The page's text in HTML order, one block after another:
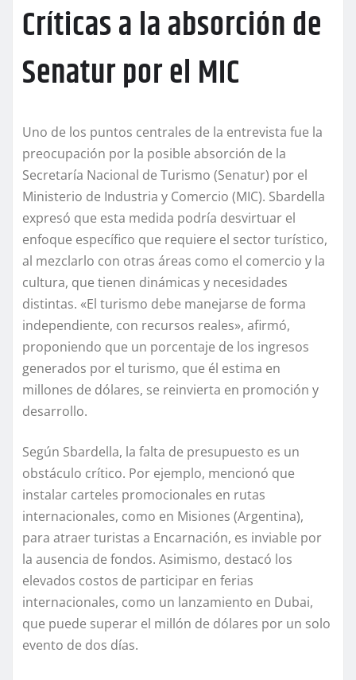
Críticas a la absorción de
Senatur por el MIC
Uno de los puntos centrales de la entrevista fue la
preocupación por la posible absorción de la
Secretaría Nacional de Turismo (Senatur) por el
Ministerio de Industria y Comercio (MIC). Sbardella
expresó que esta medida podría desvirtuar el
enfoque específico que requiere el sector turístico,
al mezclarlo con otras áreas como el comercio y la
cultura, que tienen dinámicas y necesidades
distintas. «El turismo debe manejarse de forma
independiente, con recursos reales», afirmó,
proponiendo que un porcentaje de los ingresos
generados por el turismo, que él estima en
millones de dólares, se reinvierta en promoción y
desarrollo.
Según Sbardella, la falta de presupuesto es un
obstáculo crítico. Por ejemplo, mencionó que
instalar carteles promocionales en rutas
internacionales, como en Misiones (Argentina),
para atraer turistas a Encarnación, es inviable por
la ausencia de fondos. Asimismo, destacó los
elevados costos de participar en ferias
internacionales, como un lanzamiento en Dubai,
que puede superar el millón de dólares por un solo
evento de dos días.